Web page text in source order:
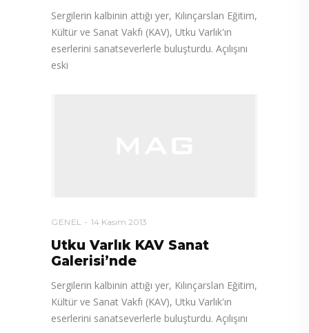
Sergilerin kalbinin attığı yer, Kılınçarslan Eğitim,
Kültür ve Sanat Vakfı (KAV), Utku Varlık'ın
eserlerini sanatseverlerle buluşturdu. Açılışını
eski
GENEL 14 Kasım 2013
Utku Varlık KAV Sanat
Galerisi’nde
Sergilerin kalbinin attığı yer, Kılınçarslan Eğitim,
Kültür ve Sanat Vakfı (KAV), Utku Varlık'ın
eserlerini sanatseverlerle buluşturdu. Açılışını